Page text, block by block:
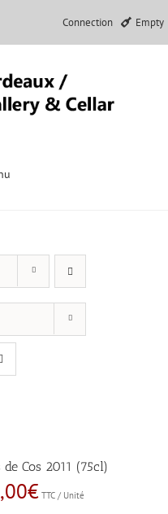
Connection Empty
de Cos 2011 (75cl)
€ TTC / Unité